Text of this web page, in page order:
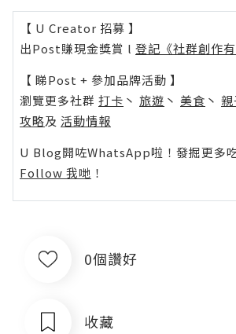
【 U Creator 招募 】
出Post賺現金獎賞 l 登記《社群創作有
【 睇Post + 參加品牌活動 】
瀏覽更多社群 打卡 丶 旅遊 丶 美食 丶
攻略及 活動情報
U Blog開咗WhatsApp啦！發掘更多
Follow 我哋 ！
0個讚好
收藏